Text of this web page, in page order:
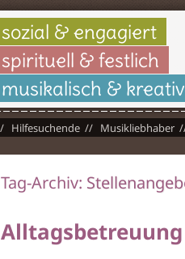
sozial & engagiert
spirituell & festlich
musikalisch & kreativ
Hilfesuchende Musikliebhaber
Tag-Archiv: